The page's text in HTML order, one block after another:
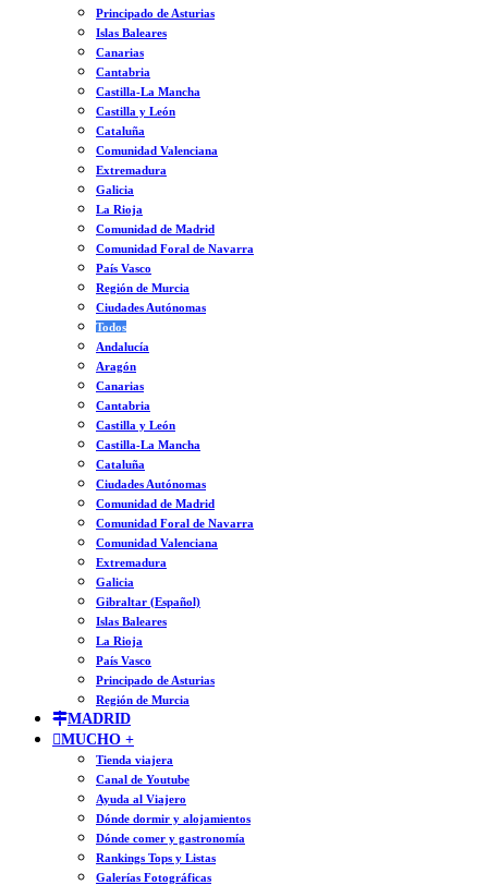
Principado de Asturias
Islas Baleares
Canarias
Cantabria
Castilla-La Mancha
Castilla y León
Cataluña
Comunidad Valenciana
Extremadura
Galicia
La Rioja
Comunidad de Madrid
Comunidad Foral de Navarra
País Vasco
Región de Murcia
Ciudades Autónomas
Todos
Andalucía
Aragón
Canarias
Cantabria
Castilla y León
Castilla-La Mancha
Cataluña
Ciudades Autónomas
Comunidad de Madrid
Comunidad Foral de Navarra
Comunidad Valenciana
Extremadura
Galicia
Gibraltar (Español)
Islas Baleares
La Rioja
País Vasco
Principado de Asturias
Región de Murcia
MADRID
MUCHO +
Tienda viajera
Canal de Youtube
Ayuda al Viajero
Dónde dormir y alojamientos
Dónde comer y gastronomía
Rankings Tops y Listas
Galerías Fotográficas